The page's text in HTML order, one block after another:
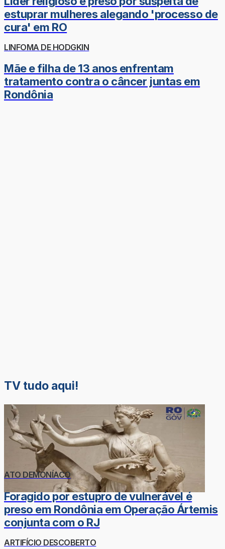
estuprar mulheres alegando 'processo de
cura' em RO
LINFOMA DE HODGKIN
Mãe e filha de 13 anos enfrentam
tratamento contra o câncer juntas em
Rondônia
TV tudo aqui!
ATO DEMONÍACO
Foragido por estupro de vulnerável é
preso em Rondônia em Operação Ártemis
conjunta com o RJ
ARTIFÍCIO DESCOBERTO